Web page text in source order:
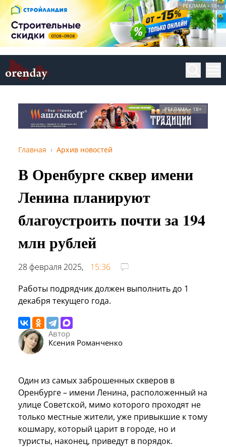
РЕКЛАМА • 18+
РЕКЛАМА • 18+
Главная Архив новостей
В Оренбурге сквер имени
Ленина планируют
благоустроить почти за 194
млн рублей
28 февраля 2025,
15:36
Работы подрядчик должен выполнить до 1
декабря текущего года.
Автор
Ксения Романченко
Один из самых заброшенных скверов в
Оренбурге – имени Ленина, расположенный на
улице Советской, мимо которого проходят не
только местные жители, уже привыкшие к тому
кошмару, который царит в городе, но и
туристы, наконец, приведут в порядок.